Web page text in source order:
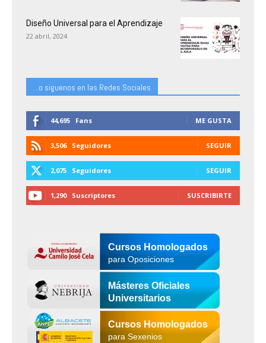
Diseño Universal para el Aprendizaje
22 abril, 2024
...o siguenos en las Redes Sociales
44,695 Fans ME GUSTA
3,506 Seguidores SEGUIR
2,075 Seguidores SEGUIR
1,290 Suscriptores SUSCRIBIRTE
Cursos Homologados
para Oposiciones
Másteres Oficiales
Universitarios
Cursos Homologados
para Sexenios